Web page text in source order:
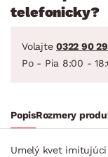
telefonicky?
Volajte 0322 90
Po - Pia 8:00 -
PopisRozmery
Umelý kvet